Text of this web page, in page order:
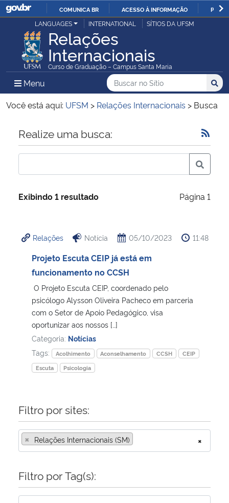
IR
PARA
O
CONTEÚDO
COMUNICA BR ACESSO À INFORMAÇÃO
Ministério da Justiça e Segurança Pública
Ministério da Defesa
Ministério das Relações Exteriores
Ministério da Economia
Ministério da Infraestrutura
Ministério da Cidadania
Ministério da Saúde
Ministério de Minas e Energia
Ministério da Ciência, Tecnologia, Inovações e Comunicações
Ministério do Meio Ambiente
Ministério do Turismo
Ministério da Mulher, da Família e dos Direitos Humanos
Secretaria-Geral
LANGUAGES INTERNATIONAL SÍTIOS DA UFSM
Relações
Internacionais
Curso de Graduação – Campus Santa Maria
Menu Menu Principal do Sítio
Busca
Buscar no no Sítio
Busca:
Você está aqui: UFSM > Relações Internacionais > Busca
Início do conteúdo
Realize uma busca:
Exibindo 1 resultado Página 1
Relações Notícia 05/10/2023 11:48
Projeto Escuta CEIP já está em
funcionamento no CCSH
O Projeto Escuta CEIP, coordenado pelo
psicólogo Alysson Oliveira Pacheco em parceria
com o Setor de Apoio Pedagógico, visa
oportunizar aos nossos […]
Categoria: Notícias
Tags:
Acolhimento Aconselhamento CCSH
CEIP
Escuta
Psicologia
Filtro por sites:
×
× Relações Internacionais (SM)
Filtro por Tag(s):